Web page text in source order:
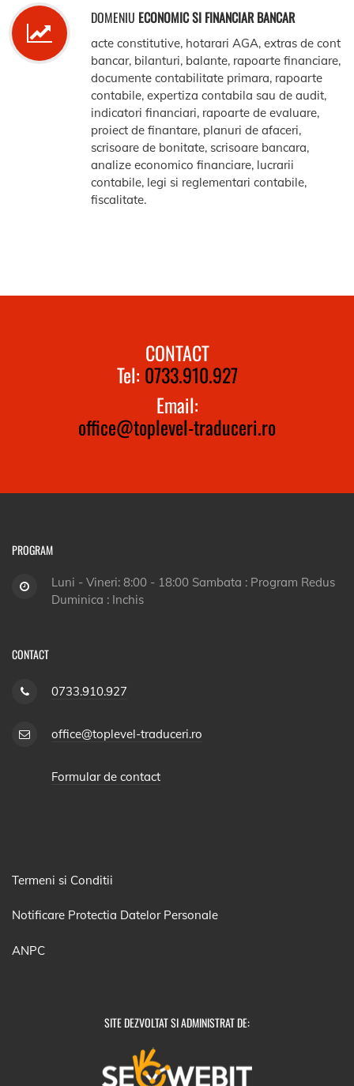
DOMENIU ECONOMIC SI FINANCIAR BANCAR
acte constitutive, hotarari AGA, extras de cont
bancar, bilanturi, balante, rapoarte financiare,
documente contabilitate primara, rapoarte
contabile, expertiza contabila sau de audit,
indicatori financiari, rapoarte de evaluare,
proiect de finantare, planuri de afaceri,
scrisoare de bonitate, scrisoare bancara,
analize economico financiare, lucrarii
contabile, legi si reglementari contabile,
fiscalitate.
CONTACT
Tel: 0733.910.927
Email:
office@toplevel-traduceri.ro
PROGRAM
Luni - Vineri: 8:00 - 18:00 Sambata : Program Redus
Duminica : Inchis
CONTACT
0733.910.927
office@toplevel-traduceri.ro
Formular de contact
Termeni si Conditii
Notificare Protectia Datelor Personale
ANPC
SITE DEZVOLTAT SI ADMINISTRAT DE: